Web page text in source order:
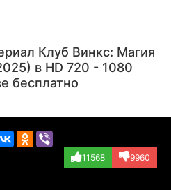
Клуб Винкс: Магия
в HD 720 - 1080
бесплатно
11568 9960